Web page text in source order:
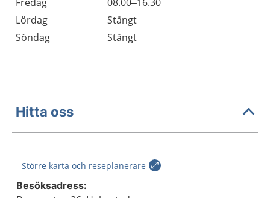
Lördag
Stängt
Söndag
Stängt
Hitta oss
Större karta och reseplanerare
Besöksadress: